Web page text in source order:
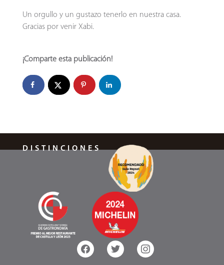
Un orgullo y un gustazo tenerlo en nuestra casa.
Gracias por venir Xabi.
¡Comparte esta publicación!
DISTINCIONES
facebook twitter instagram